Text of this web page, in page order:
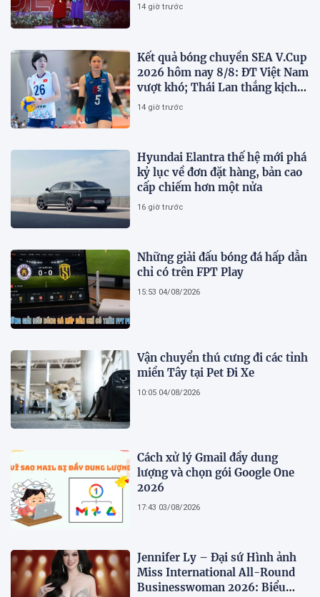
14 giờ trước
Kết quả bóng chuyền SEA V.Cup
2026 hôm nay 8/8: ĐT Việt Nam
vượt khó; Thái Lan thắng kịch
tính
14 giờ trước
Hyundai Elantra thế hệ mới phá
kỷ lục về đơn đặt hàng, bản cao
cấp chiếm hơn một nửa
16 giờ trước
Những giải đấu bóng đá hấp dẫn
chỉ có trên FPT Play
15:53 04/08/2026
Vận chuyển thú cưng đi các tỉnh
miền Tây tại Pet Đi Xe
10:05 04/08/2026
Cách xử lý Gmail đầy dung
lượng và chọn gói Google One
2026
17:43 03/08/2026
Jennifer Ly – Đại sứ Hình ảnh
Miss International All-Round
Businesswoman 2026: Biểu